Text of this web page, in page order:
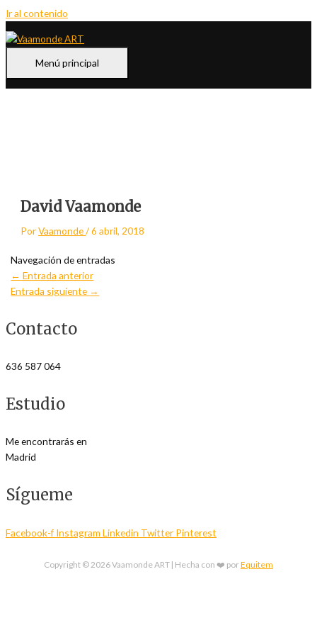
Ir al contenido
Menú principal
David Vaamonde
PorVaamonde/6 abril, 2018
Navegación de entradas
← Entrada anterior
Entrada siguiente →
Contacto
636 587 064
Estudio
Me encontrarás en
Madrid
Sígueme
Facebook-f Instagram Linkedin Twitter Pinterest
Copyright © 2026Vaamonde ART | Hecha con ❤️ porEquitem